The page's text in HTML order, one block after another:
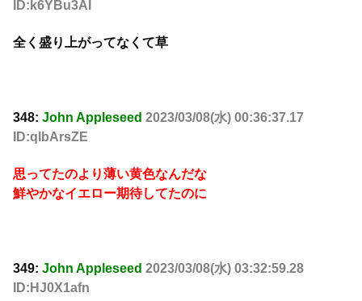
ID:k6YBu3AI
全く盛り上がってなくて草
348: John Appleseed 2023/03/08(水) 00:36:37.17
ID:qlbArsZE
思ってたのより薄い黄色なんだな
鮮やかなイエロー期待してたのに
349: John Appleseed 2023/03/08(水) 03:32:59.28
ID:HJ0X1afn